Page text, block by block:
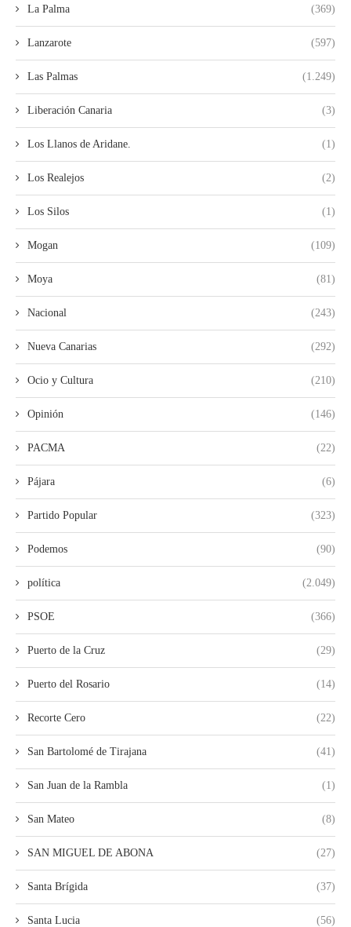
La Palma (369)
Lanzarote (597)
Las Palmas (1.249)
Liberación Canaria (3)
Los Llanos de Aridane. (1)
Los Realejos (2)
Los Silos (1)
Mogan (109)
Moya (81)
Nacional (243)
Nueva Canarias (292)
Ocio y Cultura (210)
Opinión (146)
PACMA (22)
Pájara (6)
Partido Popular (323)
Podemos (90)
política (2.049)
PSOE (366)
Puerto de la Cruz (29)
Puerto del Rosario (14)
Recorte Cero (22)
San Bartolomé de Tirajana (41)
San Juan de la Rambla (1)
San Mateo (8)
SAN MIGUEL DE ABONA (27)
Santa Brígida (37)
Santa Lucia (56)